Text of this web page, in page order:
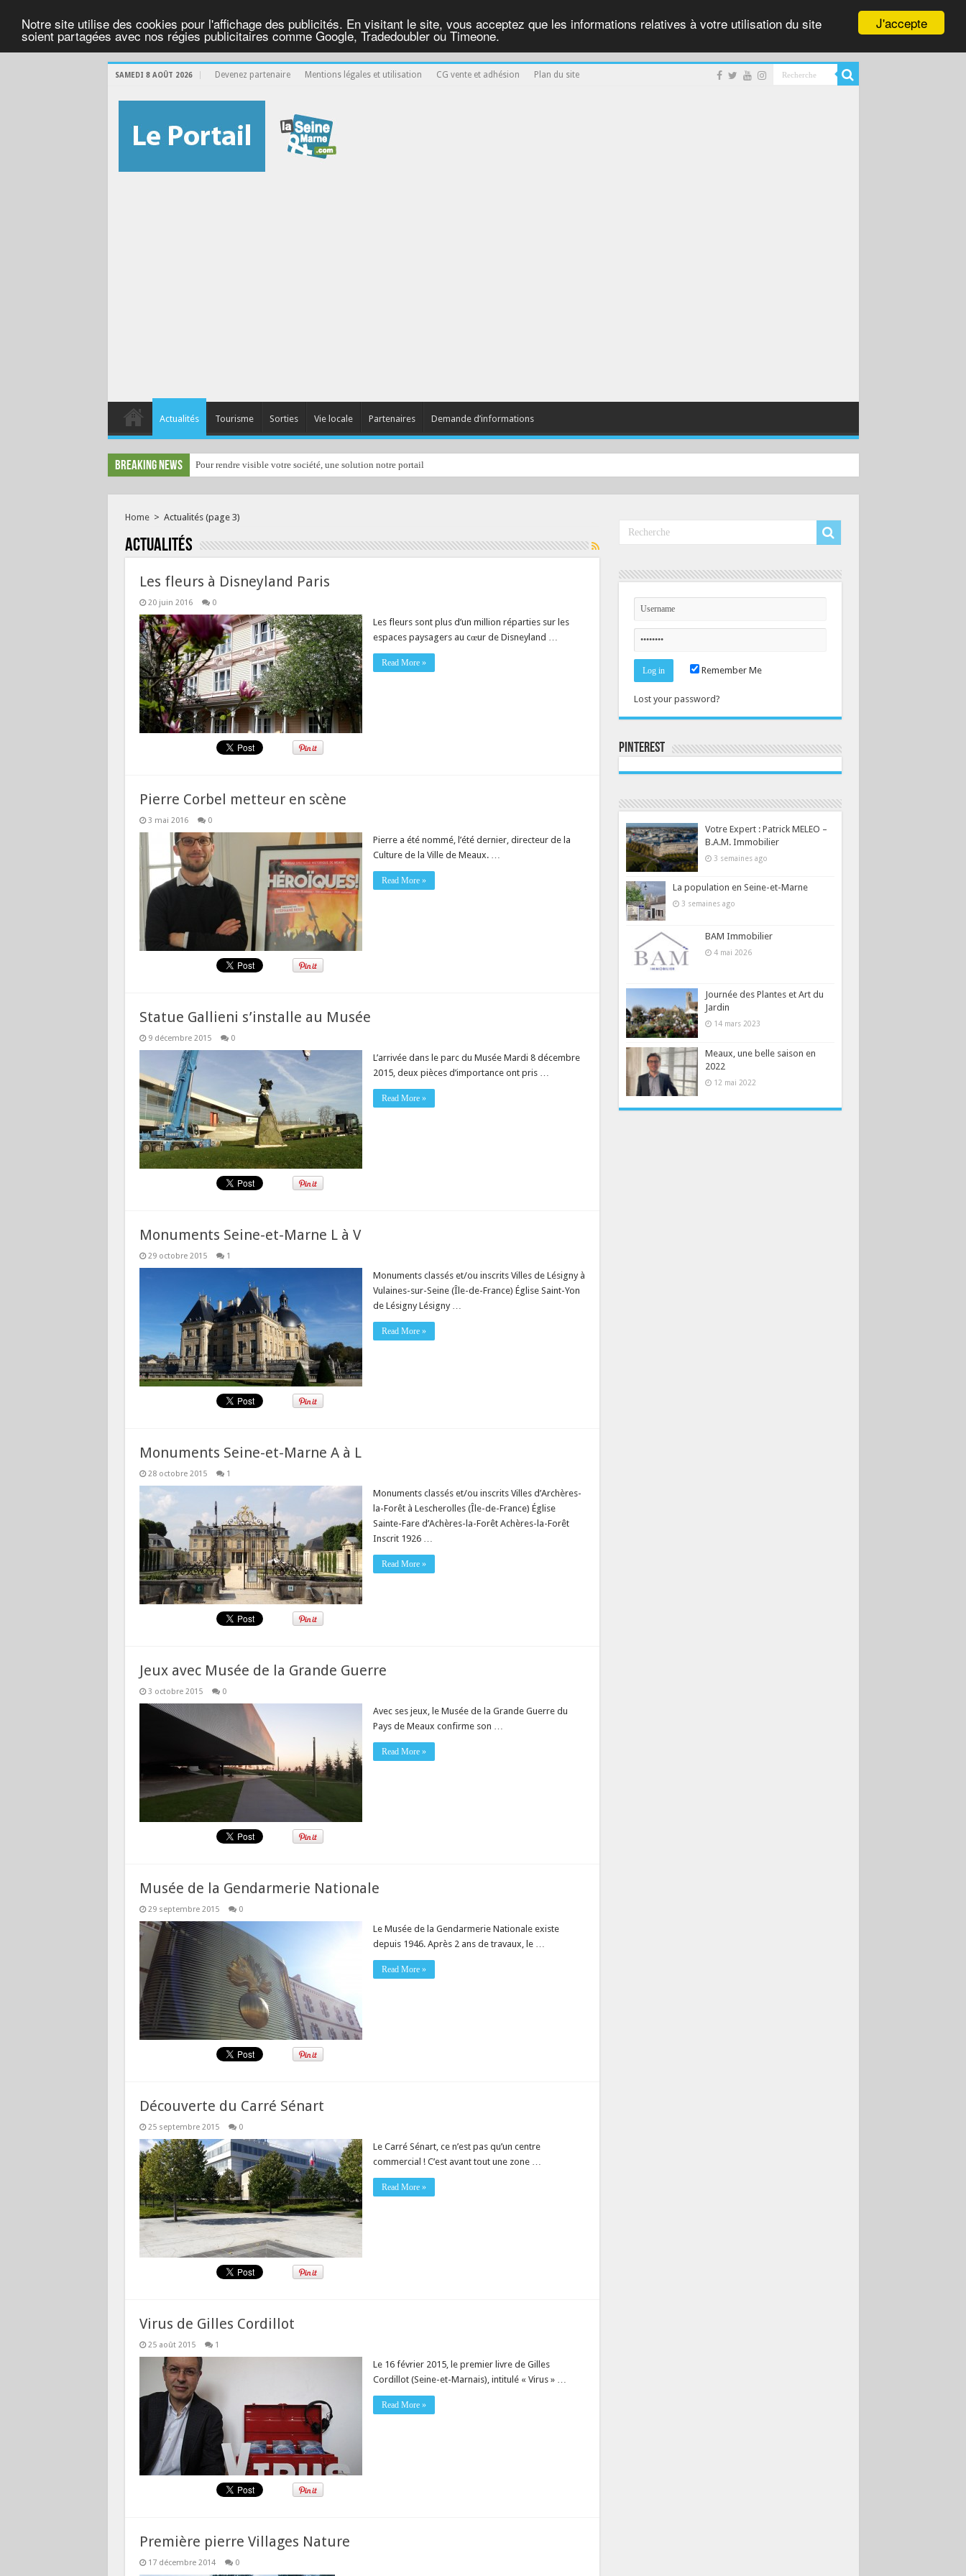
J'accepte
Notre site utilise des cookies pour l'affichage des publicités. En visitant le site, vous acceptez que les informations relatives à votre utilisation du site
soient partagées avec nos régies publicitaires comme Google, Tradedoubler ou Timeone.
SAMEDI 8 AOÛT 2026 Devenez partenaire Mentions légales et utilisation CG vente et adhésion Plan du site
Actualités Tourisme Sorties Vie locale Partenaires Demande d’informations
Breaking News Pour rendre visible votre société, une solution notre portail
Home > Actualités(page 3)
Actualités
Les fleurs à Disneyland Paris
20 juin 2016 0
Les fleurs sont plus d’un million réparties sur les
espaces paysagers au cœur de Disneyland …
Read More »
Pierre Corbel metteur en scène
3 mai 2016 0
Pierre a été nommé, l’été dernier, directeur de la
Culture de la Ville de Meaux. …
Read More »
Statue Gallieni s’installe au Musée
9 décembre 2015 0
L’arrivée dans le parc du Musée Mardi 8 décembre
2015, deux pièces d’importance ont pris …
Read More »
Monuments Seine-et-Marne L à V
29 octobre 2015 1
Monuments classés et/ou inscrits Villes de Lésigny à
Vulaines-sur-Seine (Île-de-France) Église Saint-Yon
de Lésigny Lésigny …
Read More »
Monuments Seine-et-Marne A à L
28 octobre 2015 1
Monuments classés et/ou inscrits Villes d’Archères-
la-Forêt à Lescherolles (Île-de-France) Église
Sainte-Fare d’Achères-la-Forêt Achères-la-Forêt
Inscrit 1926 …
Read More »
Jeux avec Musée de la Grande Guerre
3 octobre 2015 0
Avec ses jeux, le Musée de la Grande Guerre du
Pays de Meaux confirme son …
Read More »
Musée de la Gendarmerie Nationale
29 septembre 2015 0
Le Musée de la Gendarmerie Nationale existe
depuis 1946. Après 2 ans de travaux, le …
Read More »
Découverte du Carré Sénart
25 septembre 2015 0
Le Carré Sénart, ce n’est pas qu’un centre
commercial ! C’est avant tout une zone …
Read More »
Virus de Gilles Cordillot
25 août 2015 1
Le 16 février 2015, le premier livre de Gilles
Cordillot (Seine-et-Marnais), intitulé « Virus » …
Read More »
Première pierre Villages Nature
17 décembre 2014 0
Remember Me
Lost your password?
Pinterest
Votre Expert : Patrick MELEO –
B.A.M. Immobilier
3 semaines ago
La population en Seine-et-Marne
3 semaines ago
BAM Immobilier
4 mai 2026
Journée des Plantes et Art du
Jardin
14 mars 2023
Meaux, une belle saison en
2022
12 mai 2022